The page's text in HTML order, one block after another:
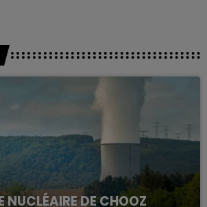
NUCLÉAIRE DE CHOOZ